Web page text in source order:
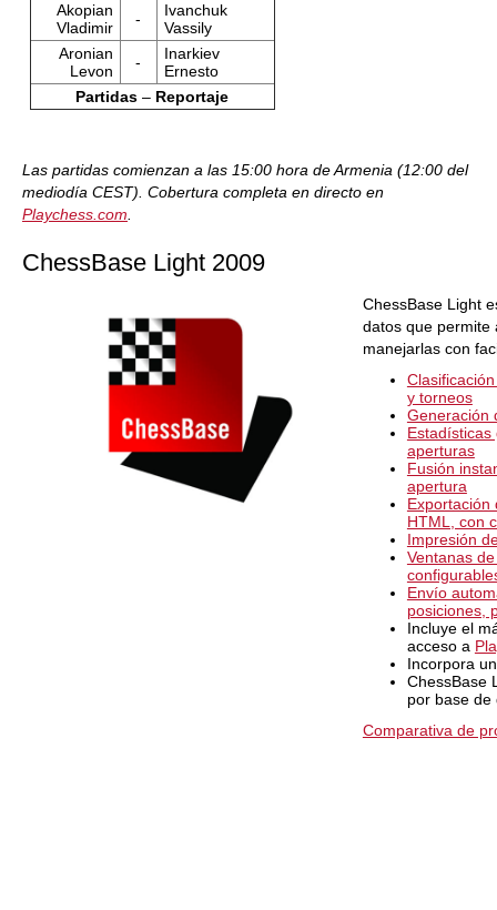
Akopian
Vladimir
-
Ivanchuk
Vassily
Aronian
Levon
-
Inarkiev
Ernesto
Partidas – Reportaje
Las partidas comienzan a las 15:00 hora de Armenia (12:00 del
mediodía CEST). Cobertura completa en directo en
Playchess.com
ChessBase Light 2009
ChessBase Light
datos que permite
manejarlas con
y torneos
Generación
aperturas
Fusión
apertura
Exportación
HTML, con
Impresión
Ventanas
Envío
posiciones,
Incluye el
acceso a
Incorpora
ChessBase
por base de
Comparativa de